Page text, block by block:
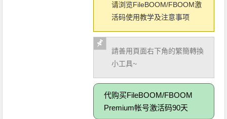
请浏览FileBOOM/FBOOM激
活码使用教学及注意事项
請善用頁面右下角的繁簡轉換
小工具~
代购买FileBOOM/FBOOM
Premium帐号激活码90天